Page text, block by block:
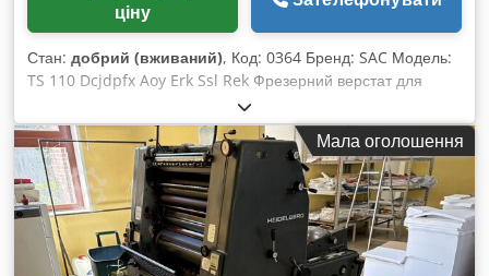
ціну
Стан: добрий (вживаний), Код: 0364 Бренд: SAC Модель:
TS 110 Dcjdpfx Aoy Erk Ssl Rek Фрезерний верстат для
фугування та обробки деревини, пластмас, композитних
матеріалів та різних інших матеріалів. Технічні
характеристики: Розміри стола: 1100 x 900 мм Висота
стола: 860 мм Діаметр шпинделя: 40 мм Максимальний
діаметр встановлюваного інструмента: 240 мм Частота
обертання шпинделя: 2900-4500-6000-10000 об/хв
Потужність двигуна: 5,5 к.с. Габаритні розміри: 1100 x 900 x
1100 мм (В) Вага: 780 кг
Мала оголошення